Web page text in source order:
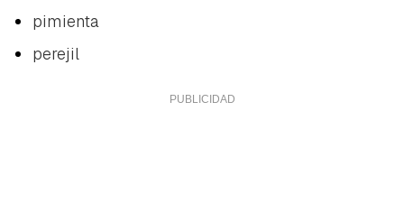
Guardar como favorito
iniciar sesión con tu cuenta de Hogarmanía.
pimienta
perejilContenido enviado